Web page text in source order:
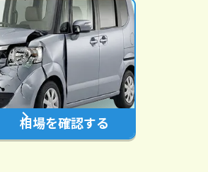
相場を確認する